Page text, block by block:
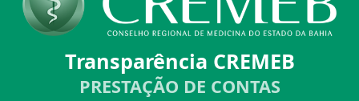
Transparência CREMEB
PRESTAÇÃO DE CONTAS